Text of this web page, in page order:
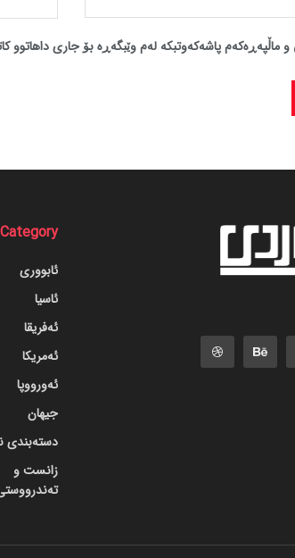
و ماڵپەڕەکەم پاشەکەوتبکە لەم وێبگەڕە بۆ جاری داهاتوو
ئابووری
ئاسیا
ئەفریقا
ئەمریکا
ئەورووپا
جیهان
دسته‌بندی
زانست و